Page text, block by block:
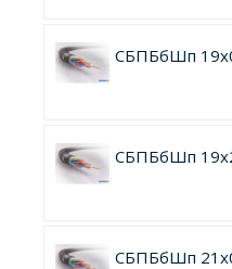
СБПБбШп
СБПБбШп
СБПБбШп